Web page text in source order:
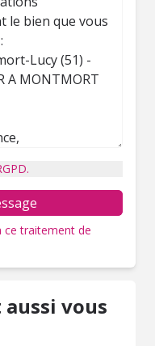
ce traitement de
vous